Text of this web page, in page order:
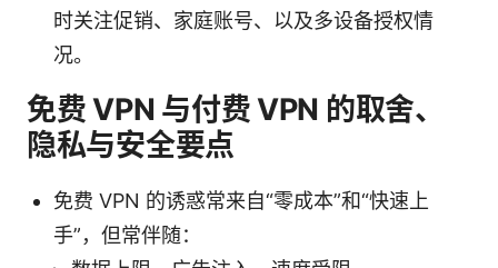
时关注促销、家庭账号、以及多设备授权情
况。
免费 VPN 与付费 VPN 的取舍、
隐私与安全要点
免费 VPN 的诱惑常来自“零成本”和“快速上
手”，但常伴随：